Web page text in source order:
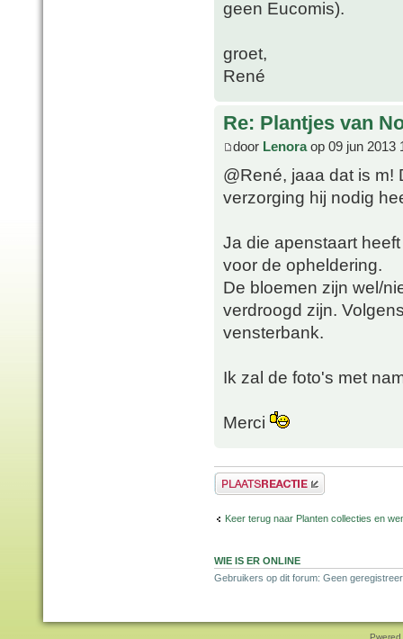
geen Eucomis).
groet,
René
Re: Plantjes van
door Lenoraop 09 jun 2013
@René, jaaa dat is
verzorging hij nodig
Ja die apenstaart
voor de opheldering.
De bloemen zijn wel/
verdroogd zijn.
vensterbank.
Ik zal de foto's met
Merci
Plaats een reactie
Keer terug naar Planten collecties en
WIE IS ER ONLINE
Gebruikers op dit forum: Geen